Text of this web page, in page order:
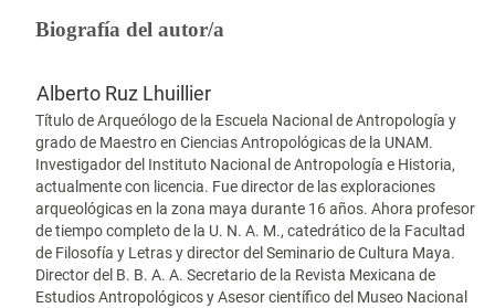
Biografía del autor/a
Alberto Ruz Lhuillier
Título de Arqueólogo de la Escuela Nacional de Antropología y
grado de Maestro en Ciencias Antropológicas de la UNAM.
Investigador del Instituto Nacional de Antropología e Historia,
actualmente con licencia. Fue director de las exploraciones
arqueológicas en la zona maya durante 16 años. Ahora profesor
de tiempo completo de la U. N. A. M., catedrático de la Facultad
de Filosofía y Letras y director del Seminario de Cultura Maya.
Director del B. B. A. A. Secretario de la Revista Mexicana de
Estudios Antropológicos y Asesor científico del Museo Nacional